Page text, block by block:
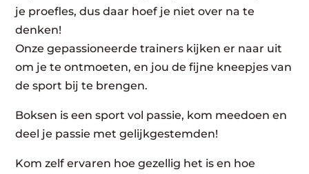
je proefles, dus daar hoef je niet over na te
denken!
Onze gepassioneerde trainers kijken er naar uit
om je te ontmoeten, en jou de fijne kneepjes van
de sport bij te brengen.
Boksen is een sport vol passie, kom meedoen en
deel je passie met gelijkgestemden!
Kom zelf ervaren hoe gezellig het is en hoe